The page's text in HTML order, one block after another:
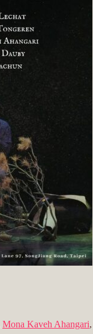
Mona Kaveh Ahangari,